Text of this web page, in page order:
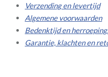
Verzending en levertijd
Algemene voorwaarden
Bedenktijd en
Garantie, klachten en